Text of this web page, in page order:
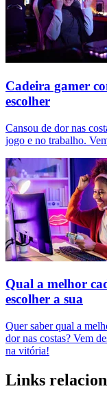
Cadeira gamer
escolher
Cansou de dor nas
jogo e no trabalho.
Qual a melhor
escolher a sua
Quer saber qual a
dor nas costas? Vem
na vitória!
Links